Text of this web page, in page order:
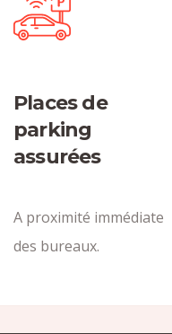
Places de
parking
assurées
A proximité immédiate
des bureaux.